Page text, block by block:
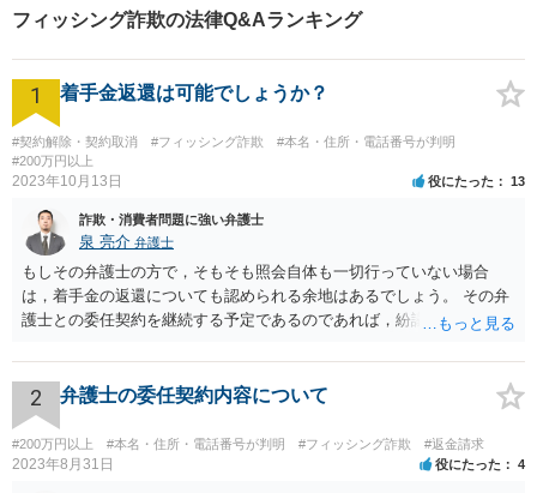
フィッシング詐欺の法律Q&Aランキング
1 着手金返還は可能でしょうか？
#契約解除・契約取消 #フィッシング詐欺
#本名・住所・電話番号が判明
#200万円以上
2023年10月13日 役にたった 13
詐欺・消費者問題に強い弁護士
泉 亮介 弁護士
もしその弁護士の方で，そもそも照会自体も一切行っていない場合
は，着手金の返還についても認められる余地はあるでしょう。 その弁
護士との委任契約を継続する予定であるのであれば，紛議調停等の手
う。弁護士を解任するつもりであるならば，解任を伝えたうえで返金
についての話し合いをまず行い，弁護士側の対応に納得がいかなけれ
ば次のステップに進むというでも良いかと思われます。 ただ，進め方
に決まりがあるわけではないので，ご質問者様の意向次第です。
2 弁護士の委任契約内容について
#200万円以上 #本名・住所・電話番号が判明 #フィッシング詐欺 #返金請求
2023年8月31日 役にたった 4